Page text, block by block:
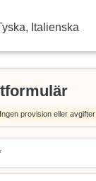
Italienska
Ingen provision eller avgifter